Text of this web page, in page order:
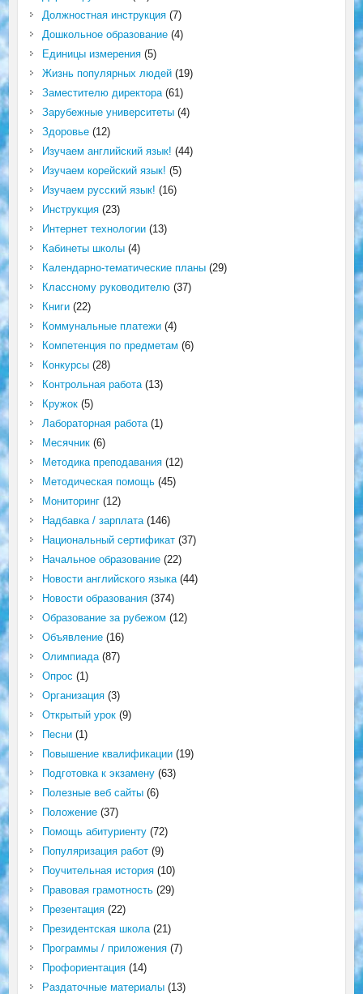
Должностная инструкция(7)
Дошкольное образование(4)
Единицы измерения(5)
Жизнь популярных людей(19)
Заместителю директора(61)
Зарубежные университеты(4)
Здоровье(12)
Изучаем английский язык! (44)
Изучаем корейский язык! (5)
Изучаем русский язык! (16)
Инструкция(23)
Интернет технологии(13)
Кабинеты школы(4)
Календарно-тематические планы(29)
Классному руководителю(37)
Книги(22)
Коммунальные платежи(4)
Компетенция по предметам (6)
Конкурсы(28)
Контрольная работа(13)
Кружок(5)
Лабораторная работа(1)
Месячник(6)
Методика преподавания(12)
Методическая помощь(45)
Мониторинг(12)
Надбавка / зарплата(146)
Национальный сертификат(37)
Начальное образование(22)
Новости английского языка(44)
Новости образования(374)
Образование за рубежом (12)
Объявление(16)
Олимпиада(87)
Опрос (1)
Организация(3)
Открытый урок(9)
Песни(1)
Повышение квалификации(19)
Подготовка к экзамену(63)
Полезные веб сайты(6)
Положение(37)
Помощь абитуриенту(72)
Популяризация работ(9)
Поучительная история(10)
Правовая грамотность(29)
Презентация(22)
Президентская школа(21)
Программы / приложения(7)
Профориентация(14)
Раздаточные материалы(13)